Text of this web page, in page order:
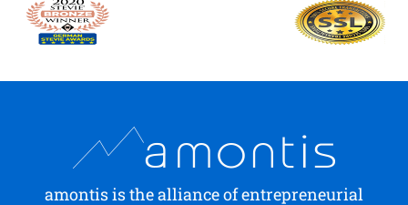
amontis is the alliance of entrepreneurial